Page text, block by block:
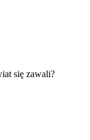
się zawali?